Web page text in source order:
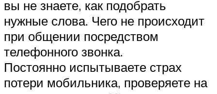
вы не знаете, как подобрать
нужные слова. Чего не происходит
при общении посредством
телефонного звонка.
Постоянно испытываете страх
потери мобильника, проверяете на